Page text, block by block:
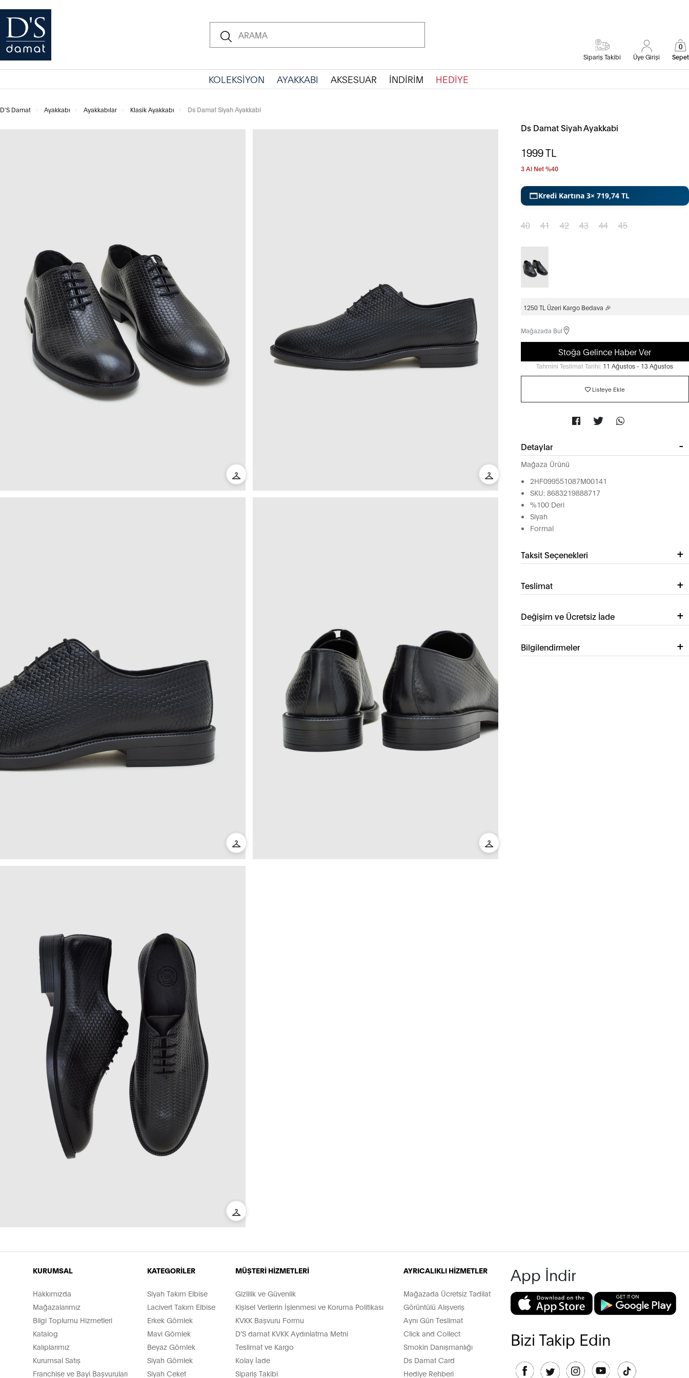
Sipariş Takibi Üye Girişi Sepet
0
KOLEKSİYON AYAKKABI AKSESUAR İNDİRİM HEDİYE
D'S Damat Ayakkabı Ayakkabılar Klasik Ayakkabı Ds Damat Siyah Ayakkabi
Ds Damat Siyah Ayakkabi
1999TL
3 Al Net %40
Kredi Kartına 3× 719,74 TL
40 41 42 43 44 45
1250 TL Üzeri Kargo Bedava 🎉
Mağazada Bul
Stoğa Gelince Haber Ver
Tahmini Teslimat Tarihi: 11 Ağustos - 13 Ağustos
Listeye Ekle
Detaylar
Mağaza Ürünü
2HF099551087M00141
SKU: 8683219888717
%100 Deri
Siyah
Formal
Taksit Seçenekleri
Teslimat
Değişim ve Ücretsiz İade
Bilgilendirmeler
KURUMSAL
Hakkımızda
Mağazalarımız
Bilgi Toplumu Hizmetleri
Katalog
Kalıplarımız
Kurumsal Satış
Franchise ve Bayi Başvuruları
KATEGORİLER
Siyah Takım Elbise
Lacivert Takım Elbise
Erkek Gömlek
Mavi Gömlek
Beyaz Gömlek
Siyah Gömlek
Siyah Ceket
MÜŞTERİ HİZMETLERİ
Gizlilik ve Güvenlik
Kişisel Verilerin İşlenmesi ve Koruma Politikası
KVKK Başvuru Formu
D’S damat KVKK Aydınlatma Metni
Teslimat ve Kargo
Kolay İade
Sipariş Takibi
AYRICALIKLI HİZMETLER
Mağazada Ücretsiz Tadilat
Görüntülü Alışveriş
Aynı Gün Teslimat
Click and Collect
Smokin Danışmanlığı
Ds Damat Card
Hediye Rehberi
App İndir
Bizi Takip Edin